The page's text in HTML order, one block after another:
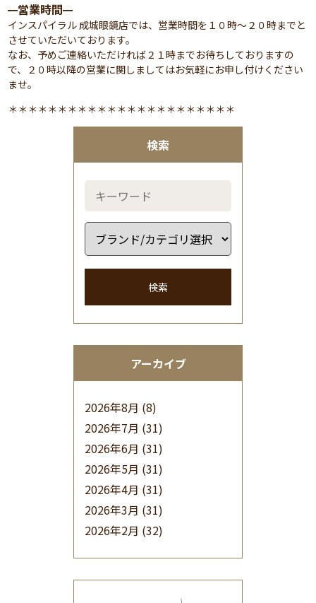
検索
検索
アーカイブ
2026年8月 (8)
2026年7月 (31)
2026年6月 (31)
2026年5月 (31)
2026年4月 (31)
2026年3月 (31)
2026年2月 (32)
━営業時間━
インスパイラル 成城眼鏡店では、営業時間を１０時～２０時までと
させていただいております。
なお、予めご連絡いただければ２１時までお待ちしておりますの
で、２０時以降の営業に関しましてはお気軽にお申し付けください
ませ。
＊＊＊＊＊＊＊＊＊＊＊＊＊＊＊＊＊＊＊＊＊＊＊